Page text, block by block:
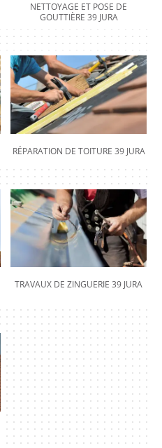
NETTOYAGE ET POSE DE
GOUTTIÈRE 39 JURA
RÉPARATION DE TOITURE 39 JURA
TRAVAUX DE ZINGUERIE 39 JURA